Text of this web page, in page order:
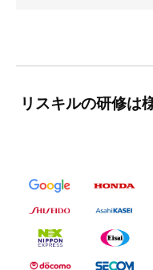
リスキルの研修は